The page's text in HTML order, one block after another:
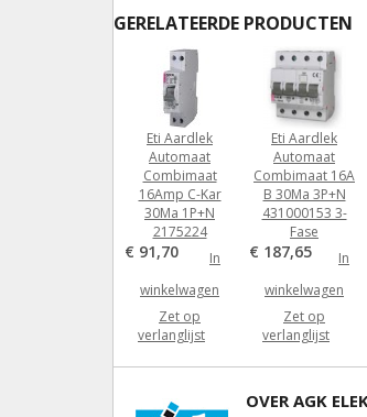
GERELATEERDE PRODUCTEN
Eti Aardlek
Automaat
Combimaat
16Amp C-Kar
30Ma 1P+N
2175224
€ 91,70
In
winkelwagen
Zet op
verlanglijst
Eti Aardlek
Automaat
Combimaat 16A
B 30Ma 3P+N
431000153 3-
Fase
€ 187,65
In
winkelwagen
Zet op
verlanglijst
OVER AGK